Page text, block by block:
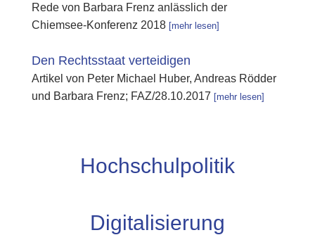
Rede von Barbara Frenz anlässlich der
Chiemsee-Konferenz 2018 [mehr lesen]
Den Rechtsstaat verteidigen
Artikel von Peter Michael Huber, Andreas Rödder
und Barbara Frenz; FAZ/28.10.2017 [mehr lesen]
Hochschulpolitik
Digitalisierung